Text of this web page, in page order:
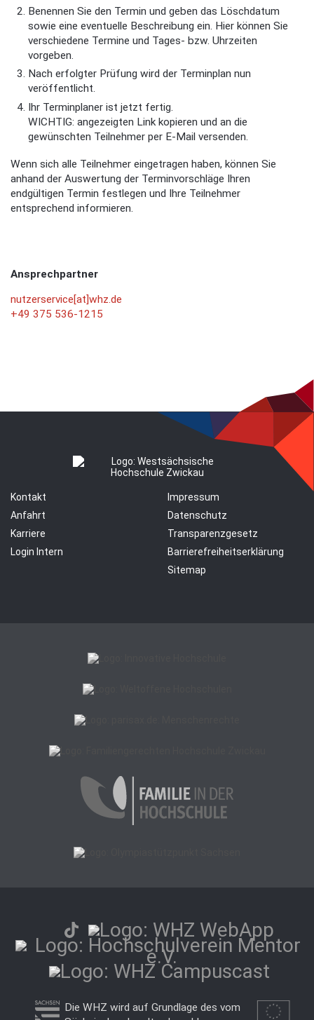
Benennen Sie den Termin und geben das Löschdatum
sowie eine eventuelle Beschreibung ein. Hier können Sie
verschiedene Termine und Tages- bzw. Uhrzeiten
vorgeben.
Nach erfolgter Prüfung wird der Terminplan nun
veröffentlicht.
Ihr Terminplaner ist jetzt fertig.
WICHTIG: angezeigten Link kopieren und an die
gewünschten Teilnehmer per E-Mail versenden.
Wenn sich alle Teilnehmer eingetragen haben, können Sie
anhand der Auswertung der Terminvorschläge Ihren
endgültigen Termin festlegen und Ihre Teilnehmer
entsprechend informieren.
Ansprechpartner
nutzerservice[at]whz.de
+49 375 536-1215
Kontakt
Anfahrt
Karriere
Login Intern
Impressum
Datenschutz
Transparenzgesetz
Barrierefreiheitserklärung
Sitemap
Die WHZ wird auf Grundlage des vom